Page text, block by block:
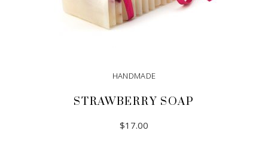
HANDMADE
STRAWBERRY SOAP
$17.00